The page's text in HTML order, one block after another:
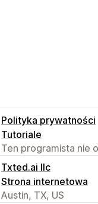
Polityka prywatności
Tutoriale
Ten programista nie
Txted.ai llc
Strona internetowa
Austin, TX, US